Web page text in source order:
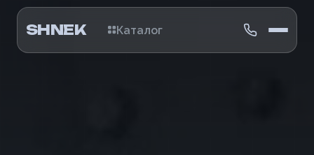
SHNEK Каталог